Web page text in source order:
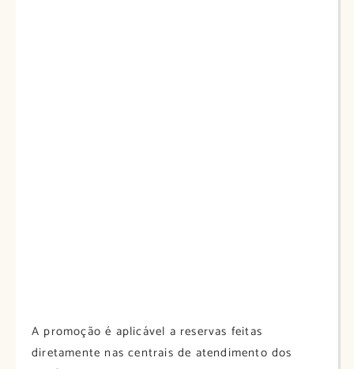
A promoção é aplicável a reservas feitas
diretamente nas centrais de atendimento dos